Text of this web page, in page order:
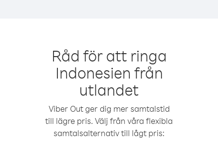
Råd för att ringa
Indonesien från
utlandet
Viber Out ger dig mer samtalstid
till lägre pris. Välj från våra flexibla
samtalsalternativ till lågt pris: